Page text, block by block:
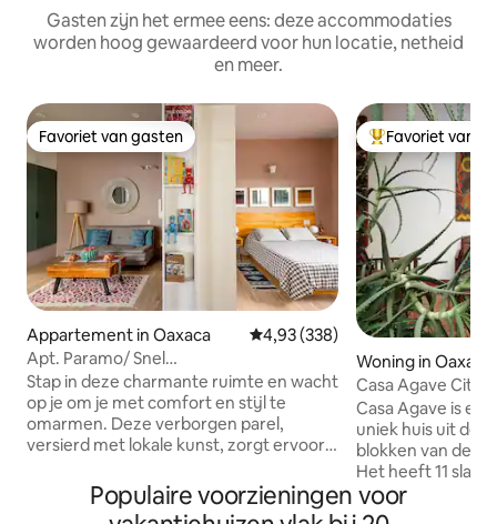
Gasten zijn het ermee eens: deze accommodaties
worden hoog gewaardeerd voor hun locatie, netheid
en meer.
Favoriet van gasten
Favoriet van gasten
Appartement in Oaxaca Gemiddelde beoordeling van
4,93 (338)
Apt. Paramo/ Snel
internet/Design/Comfort/Uitgerust
Stap in deze charmante ruimte en wacht
op je om je met comfort en stijl te
omarmen. Deze verborgen parel,
versierd met lokale kunst, zorgt ervoor
centrum(10 minuten rijden of 20
minuten lopen bergafwaarts) Casa
Topfavoriet van
Favoriet van
Woning in Oaxaca
Casa Agave City
11Kamers/12BTHR
Casa Agave is
uniek huis uit de
blokken van de
Het heeft 11
badkamers.
of groepen die
Populaire voorzieningen voor